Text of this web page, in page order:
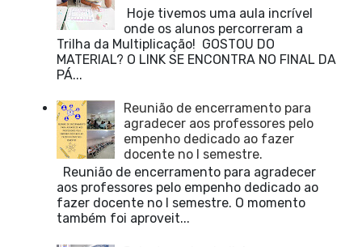
Hoje tivemos uma aula incrível
onde os alunos percorreram a
Trilha da Multiplicação! GOSTOU DO
MATERIAL? O LINK SE ENCONTRA NO FINAL DA
PÁ...
Reunião de encerramento para
agradecer aos professores pelo
empenho dedicado ao fazer
docente no I semestre.
Reunião de encerramento para agradecer
aos professores pelo empenho dedicado ao
fazer docente no I semestre. O momento
também foi aproveit...